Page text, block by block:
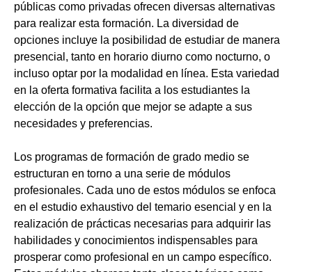
públicas como privadas ofrecen diversas alternativas
para realizar esta formación. La diversidad de
opciones incluye la posibilidad de estudiar de manera
presencial, tanto en horario diurno como nocturno, o
incluso optar por la modalidad en línea. Esta variedad
en la oferta formativa facilita a los estudiantes la
elección de la opción que mejor se adapte a sus
necesidades y preferencias.
Los programas de formación de grado medio se
estructuran en torno a una serie de módulos
profesionales. Cada uno de estos módulos se enfoca
en el estudio exhaustivo del temario esencial y en la
realización de prácticas necesarias para adquirir las
habilidades y conocimientos indispensables para
prosperar como profesional en un campo específico.